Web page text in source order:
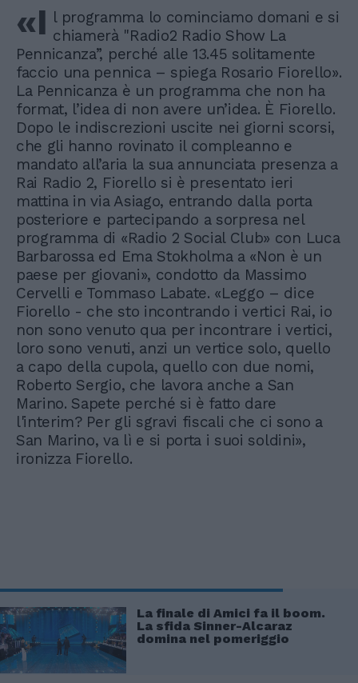
«I l programma lo cominciamo domani e si
chiamerà "Radio2 Radio Show La
Pennicanza”, perché alle 13.45 solitamente
faccio una pennica – spiega Rosario Fiorello».
La Pennicanza è un programma che non ha
format, l’idea di non avere un’idea. È Fiorello.
Dopo le indiscrezioni uscite nei giorni scorsi,
che gli hanno rovinato il compleanno e
mandato all’aria la sua annunciata presenza a
Rai Radio 2, Fiorello si è presentato ieri
mattina in via Asiago, entrando dalla porta
posteriore e partecipando a sorpresa nel
programma di «Radio 2 Social Club» con Luca
Barbarossa ed Ema Stokholma a «Non è un
paese per giovani», condotto da Massimo
Cervelli e Tommaso Labate. «Leggo – dice
Fiorello - che sto incontrando i vertici Rai, io
non sono venuto qua per incontrare i vertici,
loro sono venuti, anzi un vertice solo, quello
a capo della cupola, quello con due nomi,
Roberto Sergio, che lavora anche a San
Marino. Sapete perché si è fatto dare
l'interim? Per gli sgravi fiscali che ci sono a
San Marino, va lì e si porta i suoi soldini»,
ironizza Fiorello.
La finale di Amici fa il boom.
La sfida Sinner-Alcaraz
domina nel pomeriggio